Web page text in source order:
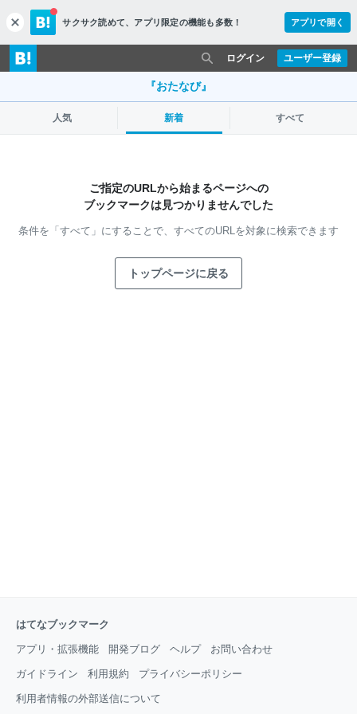
c
l
o
s
サクサク読めて、 アプリ限定の機能も多数！ アプリで開く
ユーザー登録
ログイン
『おたなび』
人気 新着 すべて
ご指定のURLから始まるページへの
ブックマークは見つかりませんでした
条件を「すべて」にすることで、 すべてのURLを対象に検索できます
トップページに戻る
はてなブックマーク
アプリ・拡張機能 開発ブログ ヘルプ お問い合わせ
ガイドライン 利用規約 プライバシーポリシー
利用者情報の外部送信について